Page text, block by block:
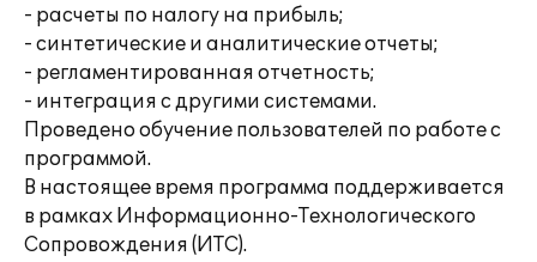
- расчеты по налогу на прибыль;
- синтетические и аналитические отчеты;
- регламентированная отчетность;
- интеграция с другими системами.
Проведено обучение пользователей по работе с
программой.
В настоящее время программа поддерживается
в рамках Информационно-Технологического
Сопровождения (ИТС).